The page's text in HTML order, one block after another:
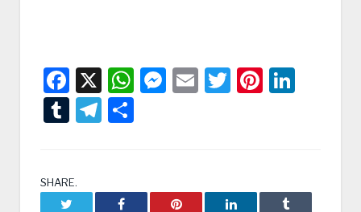
Facebook
X WhatsApp
Messenger
EmailTwitter
TumblrTelegram
SHARE.
Facebook Pinterest LinkedIn Tumblr